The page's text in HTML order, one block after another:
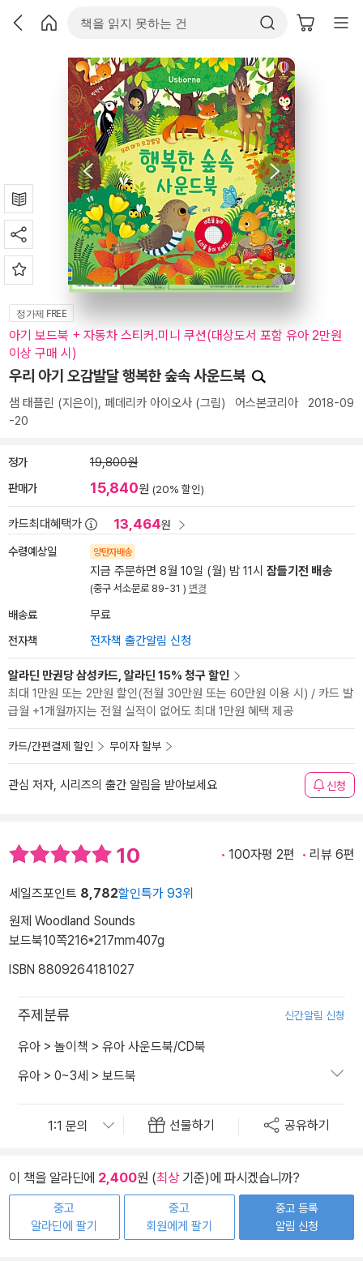
정가제 FREE
아기 보드북 + 자동차 스티커.미니 쿠션(대상도서 포함 유아 2만원
이상 구매 시)
우리 아기 오감발달 행복한 숲속 사운드북
샘 태플린 (지은이), 페데리카 아이오사 (그림) 어스본코리아 2018-09
-20
정가 19,800원
판매가 15,840원 (20% 할인)
카드최대혜택가 13,464원
수령예상일 양탄자배송
지금 주문하면 8월 10일 (월) 밤 11시 잠들기전 배송
(중구 서소문로 89-31 ) 변경
배송료 무료
전자책 전자책 출간알림 신청
알라딘 만권당 삼성카드, 알라딘 15% 청구 할인
최대 1만원 또는 2만원 할인(전월 30만원 또는 60만원 이용 시) / 카드 발
급월 +1개월까지는 전월 실적이 없어도 최대 1만원 혜택 제공
카드/간편결제 할인 무이자 할부
관심 저자, 시리즈의 출간 알림을 받아보세요 신청
10 100자평 2편 리뷰 6편
세일즈포인트 8,782할인특가 93위
원제 Woodland Sounds
보드북10쪽216*217mm407g
ISBN 8809264181027
주제분류 신간알림 신청
유아 > 놀이책 > 유아 사운드북/CD북
유아 > 0~3세 > 보드북
선물하기 공유하기
이 책을 알라딘에 2,400원 (최상기준)에 파시겠습니까?
중고
알라딘에 팔기
중고
회원에게 팔기
중고 등록
알림 신청